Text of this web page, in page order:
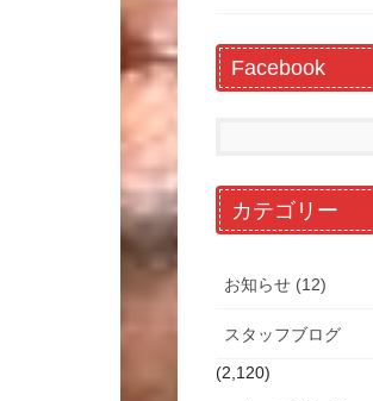
Facebook
カテゴリー
お知らせ (12)
スタッフブログ
(2,120)